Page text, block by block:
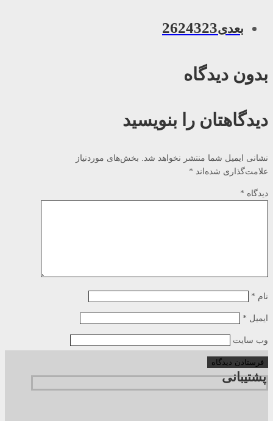
بعدی2624323
بدون دیدگاه
دیدگاهتان را بنویسید
نشانی ایمیل شما منتشر نخواهد شد. بخش‌های موردنیاز
علامت‌گذاری شده‌اند *
دیدگاه *
نام *
ایمیل *
وب‌ سایت
پشتیبانی